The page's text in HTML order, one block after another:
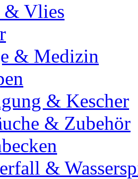
& Vlies
& Medizin
& Kescher
& Zubehör
&